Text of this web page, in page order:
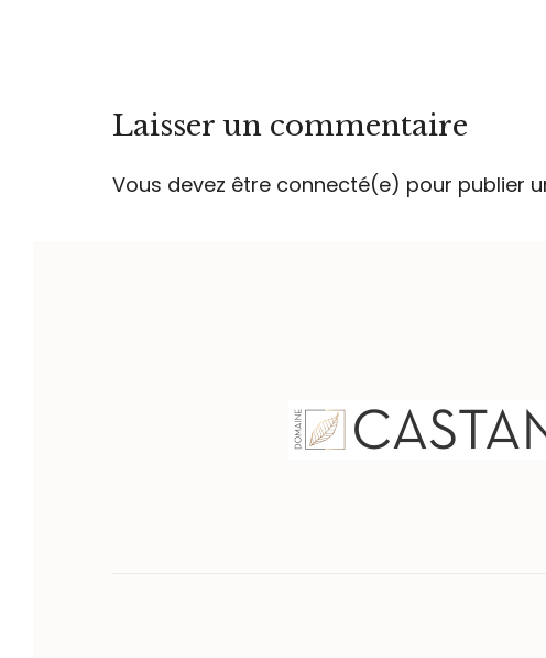
Laisser un commentaire
Vous devez être connecté(e) pour publier